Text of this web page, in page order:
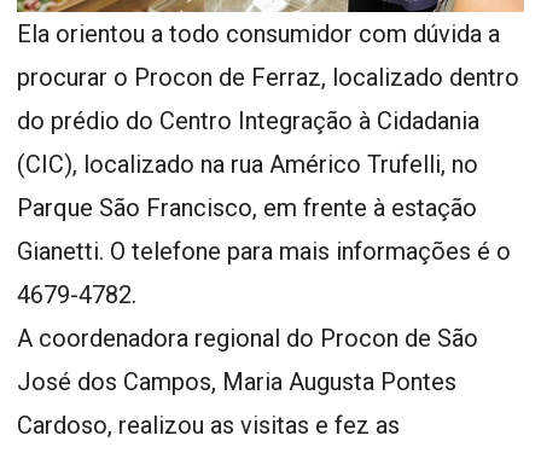
Ela orientou a todo consumidor com dúvida a
procurar o Procon de Ferraz, localizado dentro
do prédio do Centro Integração à Cidadania
(CIC), localizado na rua Américo Trufelli, no
Parque São Francisco, em frente à estação
Gianetti. O telefone para mais informações é o
4679-4782.
A coordenadora regional do Procon de São
José dos Campos, Maria Augusta Pontes
Cardoso, realizou as visitas e fez as